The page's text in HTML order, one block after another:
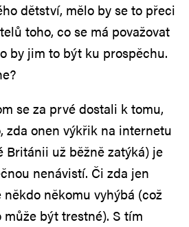
dětství, mělo by se to přeci
toho, co se má považovat
by jim to být ku prospěchu.
se za prvé dostali k tomu,
zda onen výkřik na internetu
Británii už běžně zatýká) je
nenávistí. Či zda jen
někdo někomu vyhýbá (což
může být trestné). S tím